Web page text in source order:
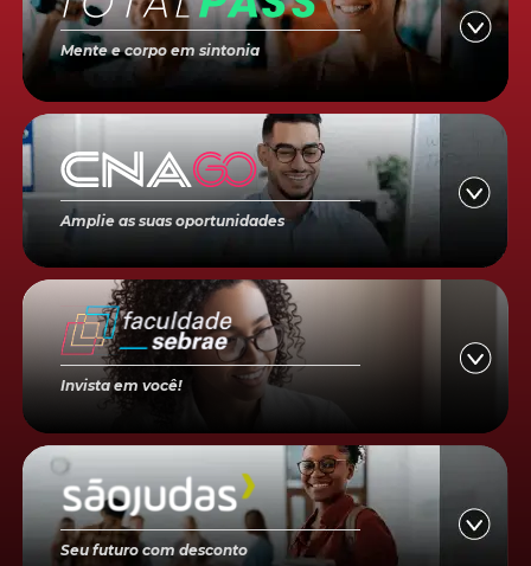
Mente e corpo em sintonia
Amplie as suas oportunidades
Invista em você!
Seu futuro com desconto